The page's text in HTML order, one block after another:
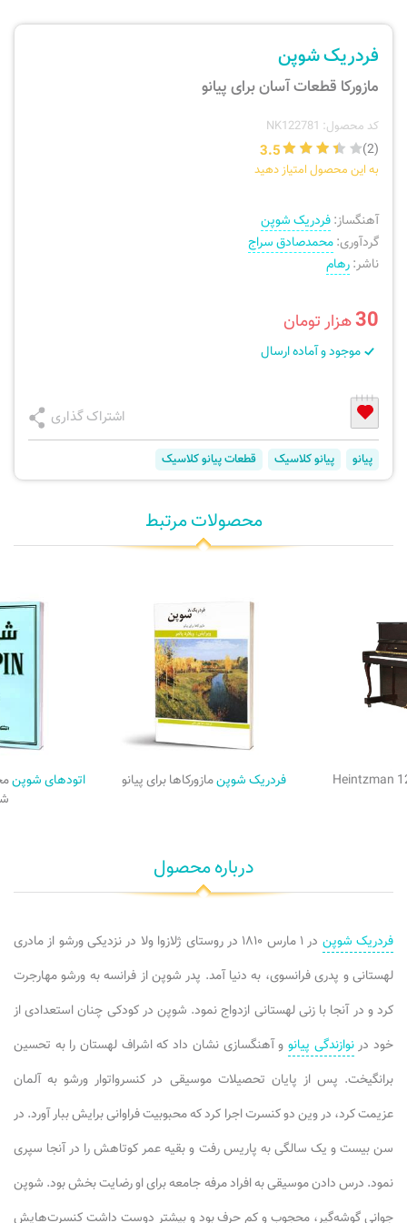
نی، فلوت، سازهای بادی
ارسال سفارش
فردریک شوپن
مازورکا قطعات آسان برای پیانو
کد محصول: NK122781
(2)
3.5
به این محصول امتیاز دهید
آهنگساز:فردریک شوپن
گردآوری:محمدصادق سراج
ناشر:رهام
30هزار تومان
موجود و آماده ارسال
اشتراک گذاری
پیانو پیانو کلاسیک قطعات پیانو کلاسیک
محصولات مرتبط
Heintzman فردریک شوپنمازورکاها برای پیانو
اتودهای شوپن
درباره محصول
فردریک شوپن
در ۱ مارس ۱۸۱۰ در روستای ژلازوا ولا در نزدیکی ورشو از مادری
لهستانی و پدری فرانسوی، به دنیا آمد. پدر شوپن از فرانسه به ورشو مهارجرت
کرد و در آنجا با زنی لهستانی ازدواج نمود. شوپن در کودکی چنان استعدادی از
خود درنوازندگی پیانو و آهنگسازی نشان داد که اشراف لهستان را به تحسین
برانگیخت. پس از پایان تحصیلات موسیقی در کنسرواتوار ورشو به آلمان
عزیمت کرد، در وین دو کنسرت اجرا کرد که محبوبیت فراوانی برایش ببار آورد. در
سن بیست و یک سالگی به پاریس رفت و بقیه عمر کوتاهش را در آنجا سپری
نمود. درس دادن موسیقی به افراد مرفه جامعه برای او رضایت بخش بود. شوپن
جوانی گوشه‌گیر، محجوب و کم حرف بود و بیشتر دوست داشت کنسرت‌هایش